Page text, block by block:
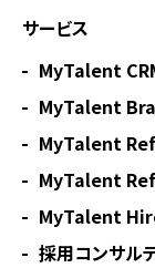
サービス
MyTalent
MyTalent
MyTalent
MyTalent
MyTalent
採用コンサル